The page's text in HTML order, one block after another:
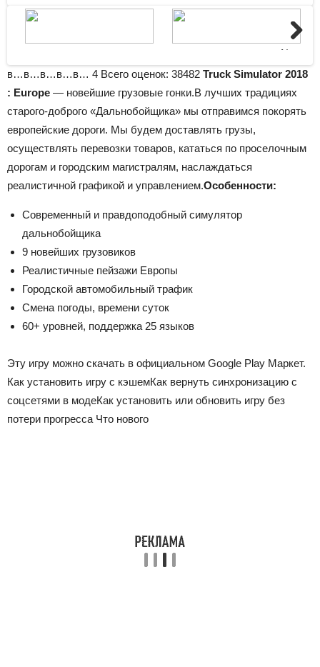
Next
в…в…в…в…в… 4 Всего оценок: 38482 Truck Simulator 2018
: Europe — новейшие грузовые гонки.В лучших традициях
старого-доброго «Дальнобойщика» мы отправимся покорять
европейские дороги. Мы будем доставлять грузы,
осуществлять перевозки товаров, кататься по проселочным
дорогам и городским магистралям, наслаждаться
реалистичной графикой и управлением.Особенности:
Современный и правдоподобный симулятор
дальнобойщика
9 новейших грузовиков
Реалистичные пейзажи Европы
Городской автомобильный трафик
Смена погоды, времени суток
60+ уровней, поддержка 25 языков
Эту игру можно скачать в официальном Google Play Маркет.
Как установить игру с кэшемКак вернуть синхронизацию с
соцсетями в модеКак установить или обновить игру без
потери прогресса Что нового